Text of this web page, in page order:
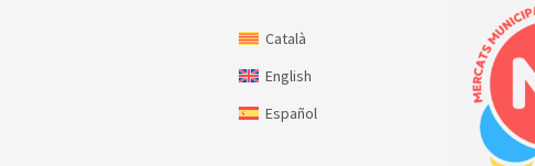
Català
English
Español